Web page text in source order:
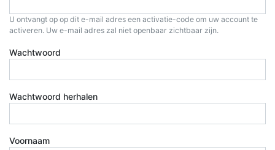
U ontvangt op op dit e-mail adres een activatie-code om uw account te
activeren. Uw e-mail adres zal niet openbaar zichtbaar zijn.
Wachtwoord
Wachtwoord herhalen
Voornaam